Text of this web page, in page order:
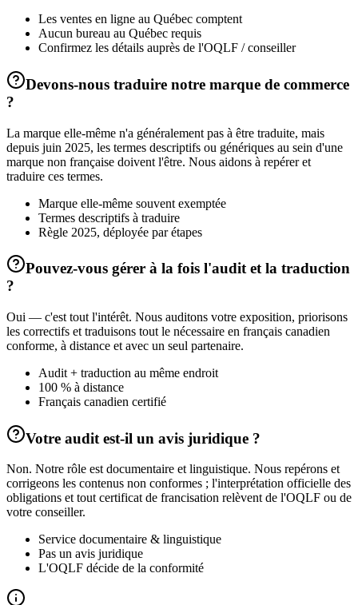
Les ventes en ligne au Québec comptent
Aucun bureau au Québec requis
Confirmez les détails auprès de l'OQLF / conseiller
Devons-nous traduire notre marque de commerce
?
La marque elle-même n'a généralement pas à être traduite, mais
depuis juin 2025, les termes descriptifs ou génériques au sein d'une
marque non française doivent l'être. Nous aidons à repérer et
traduire ces termes.
Marque elle-même souvent exemptée
Termes descriptifs à traduire
Règle 2025, déployée par étapes
Pouvez-vous gérer à la fois l'audit et la traduction
?
Oui — c'est tout l'intérêt. Nous auditons votre exposition, priorisons
les correctifs et traduisons tout le nécessaire en français canadien
conforme, à distance et avec un seul partenaire.
Audit + traduction au même endroit
100 % à distance
Français canadien certifié
Votre audit est-il un avis juridique ?
Non. Notre rôle est documentaire et linguistique. Nous repérons et
corrigeons les contenus non conformes ; l'interprétation officielle des
obligations et tout certificat de francisation relèvent de l'OQLF ou de
votre conseiller.
Service documentaire & linguistique
Pas un avis juridique
L'OQLF décide de la conformité